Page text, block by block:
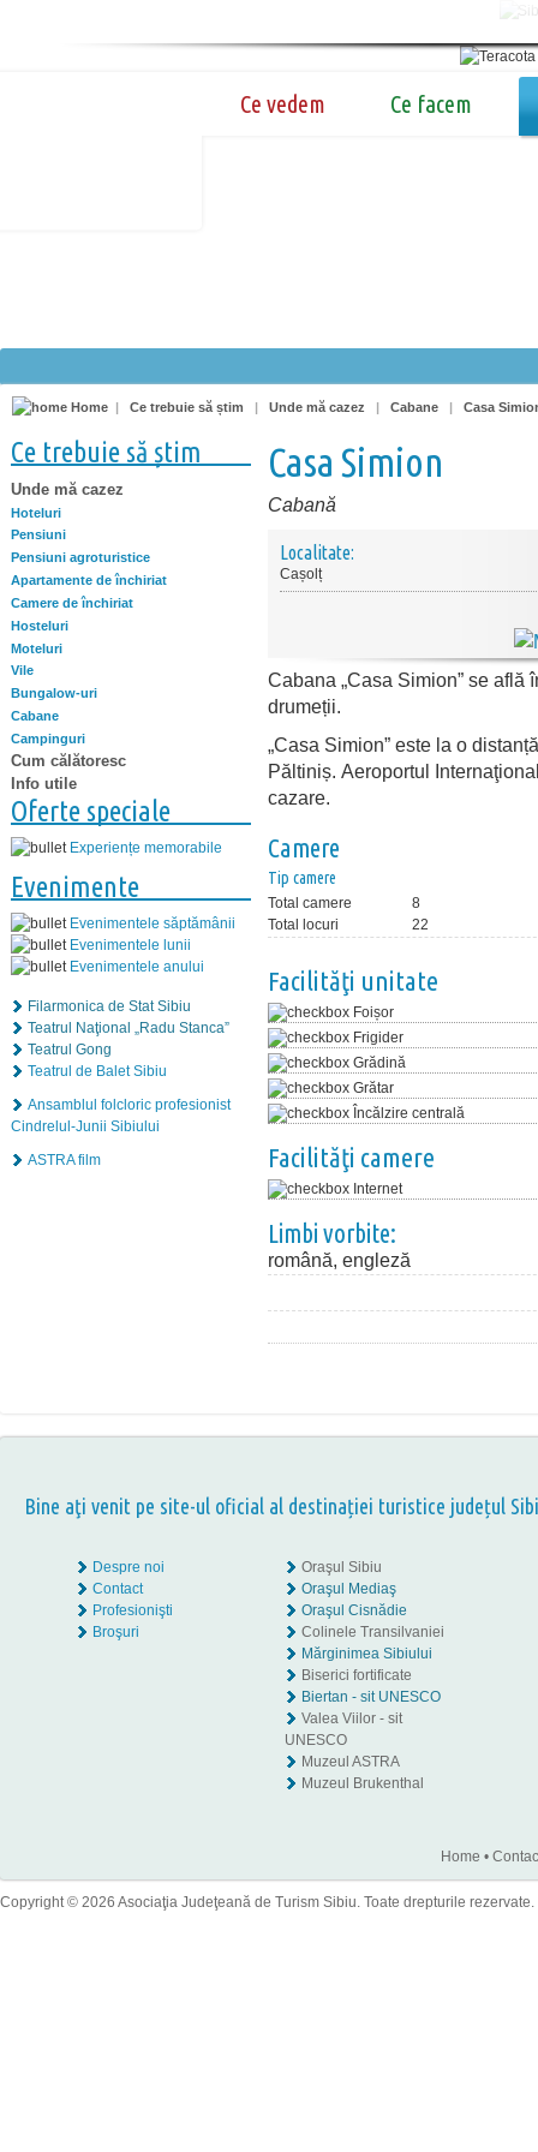
Ce vedem Ce facem
Home | Ce trebuie să știm | Unde mă cazez | Cabane | Casa
Ce trebuie să știm
Unde mă cazez
Hoteluri
Pensiuni
Pensiuni agroturistice
Apartamente de închiriat
Camere de închiriat
Hosteluri
Moteluri
Vile
Bungalow-uri
Cabane
Campinguri
Cum călătoresc
Info utile
Oferte speciale
Experiențe memorabile
Evenimente
Evenimentele săptămânii
Evenimentele lunii
Evenimentele anului
Filarmonica de Stat Sibiu
Teatrul Naţional „Radu Stanca”
Teatrul Gong
Teatrul de Balet Sibiu
Ansamblul folcloric profesionist
Cindrelul-Junii Sibiului
ASTRA film
Casa Simion
Cabană
Localitate:
Cașolț
Cabana „Casa Simion” se
drumeții.
„Casa Simion” este la o
Păltiniș. Aeroportul
cazare.
Camere
Tip camere
Total camere
8
Total locuri
22
Facilităţi unitate
Foișor
Frigider
Grădină
Grătar
Încălzire centrală
Facilităţi camere
Internet
Limbi vorbite:
română, engleză
Bine aţi venit pe site-ul oficial al destinației turistice județul
Despre noi
Contact
Profesionişti
Broşuri
Oraşul Sibiu
Oraşul Mediaş
Oraşul Cisnădie
Colinele Transilvaniei
Mărginimea Sibiului
Biserici fortificate
Biertan - sit UNESCO
Valea Viilor - sit
UNESCO
Muzeul ASTRA
Muzeul Brukenthal
Home •
Copyright © 2026 Asociaţia Judeţeană de Turism Sibiu. Toate drepturile rezervate.